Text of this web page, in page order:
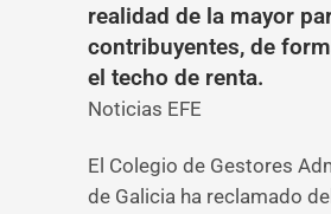
realidad de la mayor
contribuyentes, de
el techo de renta.
Noticias EFE
El Colegio de Gestores
de Galicia ha reclamado